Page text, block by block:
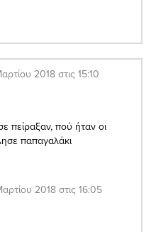
2018 στις 15:10
πείραξαν, πού ήταν οι
παπαγαλάκι
2018 στις 16:05